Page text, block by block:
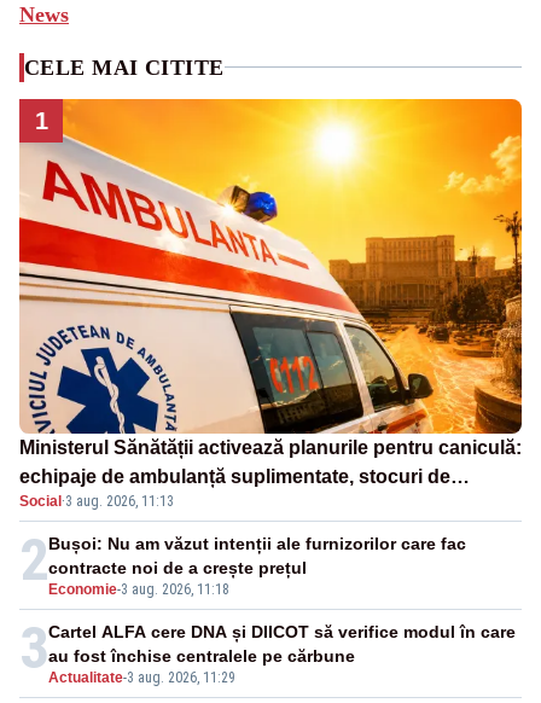
News
CELE MAI CITITE
1
Ministerul Sănătății activează planurile pentru caniculă:
echipaje de ambulanță suplimentate, stocuri de
medicamente verificate și puncte de apă în spațiile
publice
Social ·3 aug. 2026, 11:13
2 Economie-3 aug. 2026, 11:18
Bușoi: Nu am văzut intenții ale furnizorilor care fac
contracte noi de a crește prețul
3Actualitate-3 aug. 2026, 11:29
Cartel ALFA cere DNA și DIICOT să verifice modul în care
au fost închise centralele pe cărbune